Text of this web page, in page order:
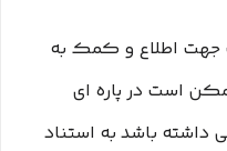
جهت اطلاع و کمک به
است در پاره ای
داشته باشد به استناد